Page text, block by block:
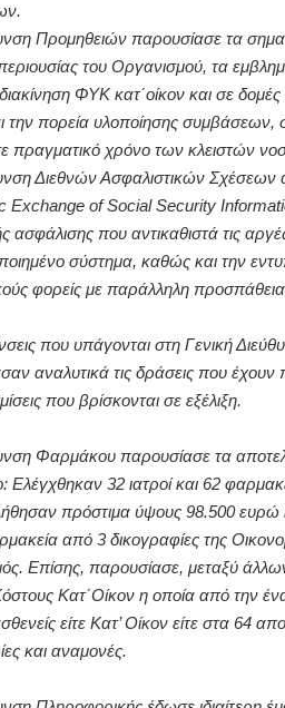
Προμηθειών παρουσίασε τα
του Οργανισμού, τα
ΦΥΚ κατ΄οίκον και σε
την πορεία υλοποίησης συμβάσεων,
πραγματικό χρόνο των κλειστών
Διεθνών Ασφαλιστικών Σχέσεων
Exchange of Social Security
ασφάλισης που αντικαθιστά τις
σύστημα, καθώς και την
φορείς με παράλληλη
που υπάγονται στη Γενική
αναλυτικά τις δράσεις που έχουν
που βρίσκονται σε εξέλιξη.
Φαρμάκου παρουσίασε τα
Ελέγχθηκαν 32 ιατροί και 62
πρόστιμα ύψους 98.500 ευρώ
από 3 δικογραφίες της
Επίσης, παρουσίασε, μεταξύ
Κατ΄Οίκον η οποία από την
είτε Κατ’ Οίκον είτε στα
και αναμονές.